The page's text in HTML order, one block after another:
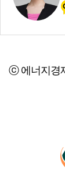
ⓒ 에너지경